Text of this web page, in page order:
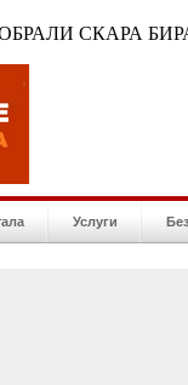
СКАРА
Услуги